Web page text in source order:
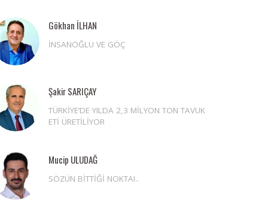
Gökhan İLHAN
İNSANOĞLU VE GÖÇ
Şakir SARIÇAY
TÜRKİYE’DE YILDA 2,3 MİLYON TON TAVUK
ETİ ÜRETİLİYOR
Mucip ULUDAĞ
SÖZÜN BİTTİĞİ NOKTA!..